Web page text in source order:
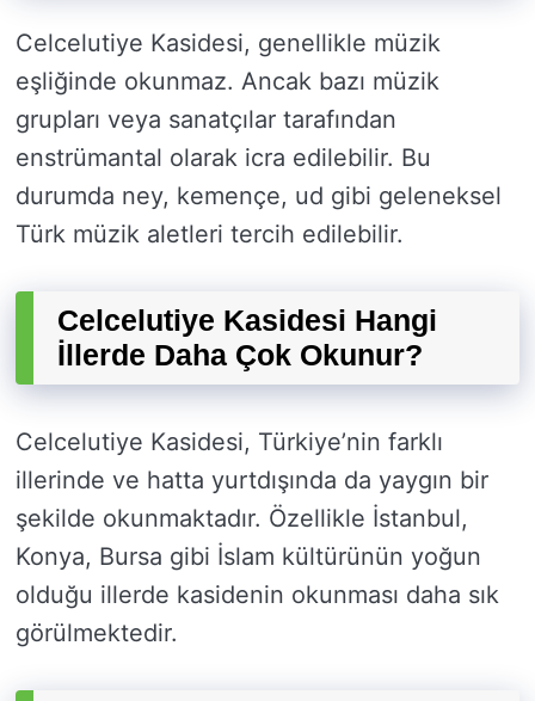
Celcelutiye Kasidesi, genellikle müzik
eşliğinde okunmaz. Ancak bazı müzik
grupları veya sanatçılar tarafından
enstrümantal olarak icra edilebilir. Bu
durumda ney, kemençe, ud gibi geleneksel
Türk müzik aletleri tercih edilebilir.
Celcelutiye Kasidesi Hangi
İllerde Daha Çok Okunur?
Celcelutiye Kasidesi, Türkiye’nin farklı
illerinde ve hatta yurtdışında da yaygın bir
şekilde okunmaktadır. Özellikle İstanbul,
Konya, Bursa gibi İslam kültürünün yoğun
olduğu illerde kasidenin okunması daha sık
görülmektedir.